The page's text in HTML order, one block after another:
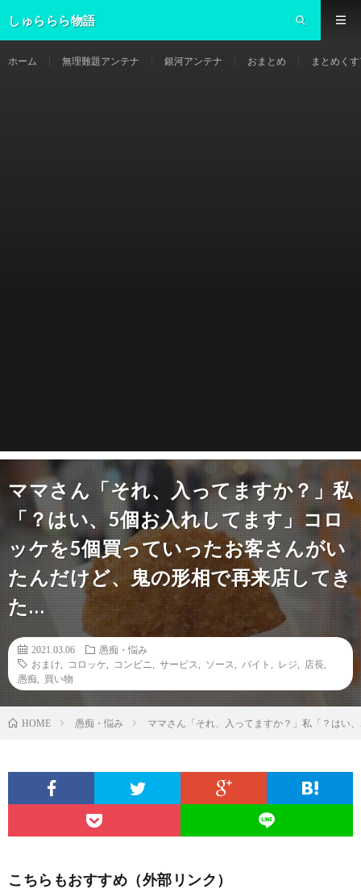
しゅららら物語
ホーム 無理難題アンテナ 銀河アンテナ おまとめ まとめく
ママさん「それ、入ってますか？」私
「？はい、5個お入れしてます」コロ
ッケを5個買っていったお客さんがい
たんだけど、鬼の形相で再来店してき
た…
2021.03.06
愚痴・悩み
おまけ
コロッケ コンビニ サービス ソース バイト レジ 店長
愚痴
買い物
HOME 愚痴・悩み ママさん「それ、入ってますか？」私「？はい
こちらもおすすめ（外部リンク）